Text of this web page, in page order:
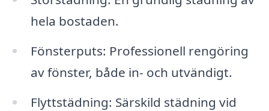
hela bostaden.
Fönsterputs: Professionell rengöring
av fönster, både in- och utvändigt.
Flyttstädning: Särskild städning vid